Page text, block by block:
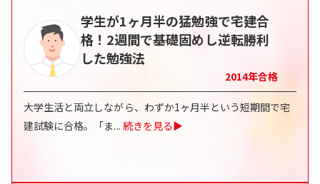
学生が1ヶ月半の猛勉強で宅建合
格！2週間で基礎固めし逆転勝利
した勉強法
2014年合格
大学生活と両立しながら、わずか1ヶ月半という短期間で宅
建試験に合格。「ま... 続きを見る▶